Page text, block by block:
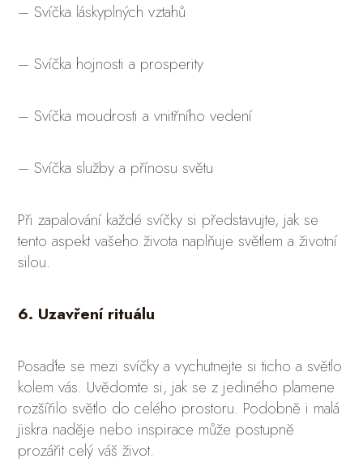
– Svíčka láskyplných vztahů
– Svíčka hojnosti a prosperity
– Svíčka moudrosti a vnitřního vedení
– Svíčka služby a přínosu světu
Při zapalování každé svíčky si představujte, jak se
tento aspekt vašeho života naplňuje světlem a životní
silou.
6. Uzavření rituálu
Posaďte se mezi svíčky a vychutnejte si ticho a světlo
kolem vás. Uvědomte si, jak se z jediného plamene
rozšířilo světlo do celého prostoru. Podobně i malá
jiskra naděje nebo inspirace může postupně
prozářit celý váš život.